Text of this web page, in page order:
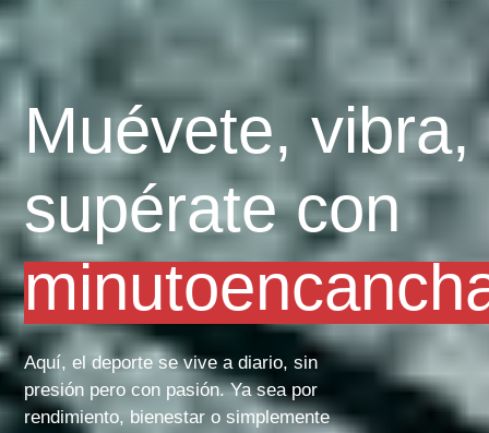
Muévete, vibra,
supérate con
Aquí, el deporte se vive a diario, sin
presión pero con pasión. Ya sea por
rendimiento, bienestar o simplemente